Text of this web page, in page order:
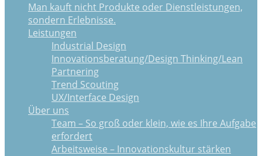
Man kauft nicht Produkte oder Dienstleistungen,
sondern Erlebnisse.
Leistungen
Industrial Design
Innovationsberatung/Design Thinking/Lean
Partnering
Trend Scouting
UX/Interface Design
Über uns
Team – So groß oder klein, wie es Ihre Aufgabe
erfordert
Arbeitsweise – Innovationskultur stärken